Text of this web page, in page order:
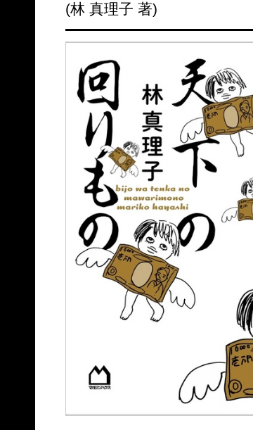
(林 真理子 著)